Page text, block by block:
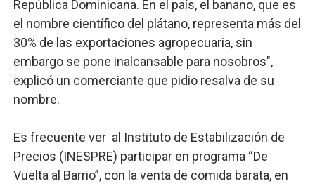
República Dominicana. En el país, el banano, que es
el nombre científico del plátano, representa más del
30% de las exportaciones agropecuaria, sin
embargo se pone inalcansable para nosobros",
explicó un comerciante que pidio resalva de su
nombre.
Es frecuente ver al Instituto de Estabilización de
Precios (INESPRE) participar en programa “De
Vuelta al Barrio”, con la venta de comida barata, en